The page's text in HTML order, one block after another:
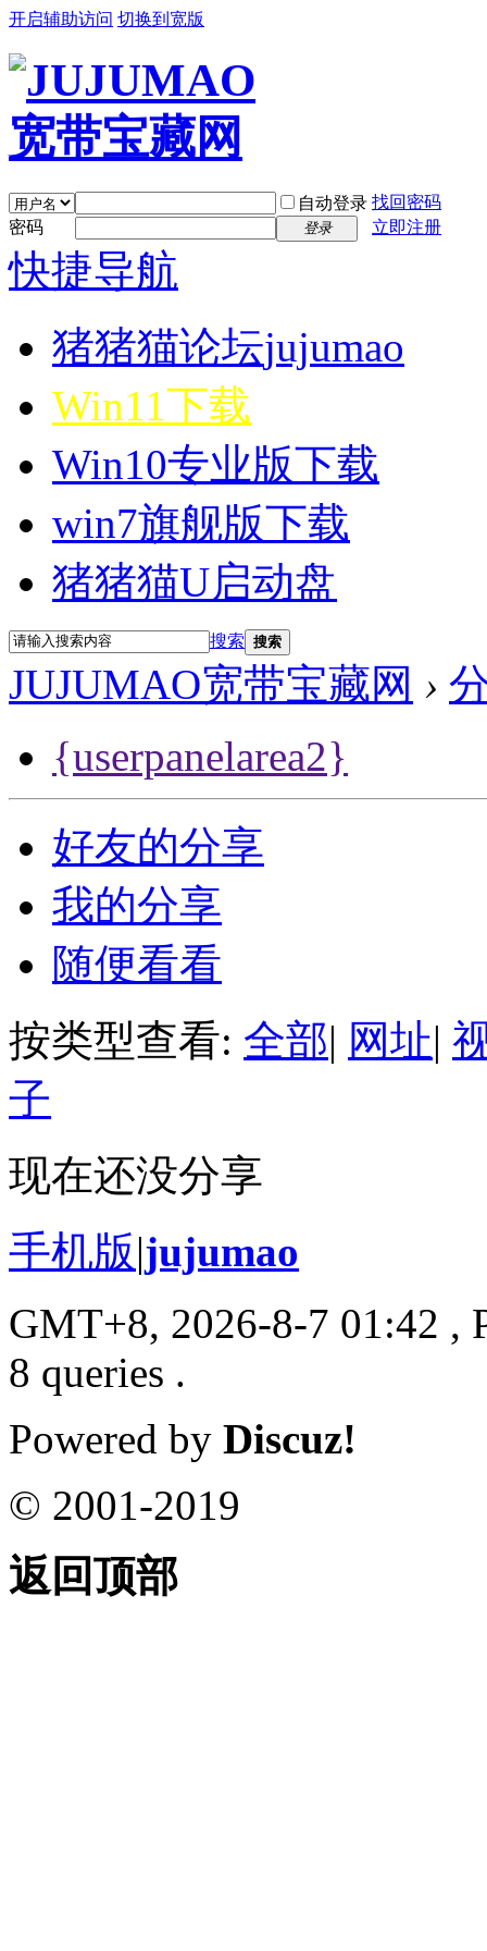
开启辅助访问 切换到宽版
自动登录 找回密码
密码
登录 立即注册
快捷导航
猪猪猫论坛jujumao
Win11下载
Win10专业版下载
win7旗舰版下载
猪猪猫U启动盘
搜索 搜索
JUJUMAO宽带宝藏网 ›
{userpanelarea2}
好友的分享
我的分享
随便看看
按类型查看: 全部| 网址|
子
现在还没分享
手机版|jujumao
GMT+8, 2026-8-7 01:42 ,
8 queries .
Powered by Discuz!
© 2001-2019
返回顶部